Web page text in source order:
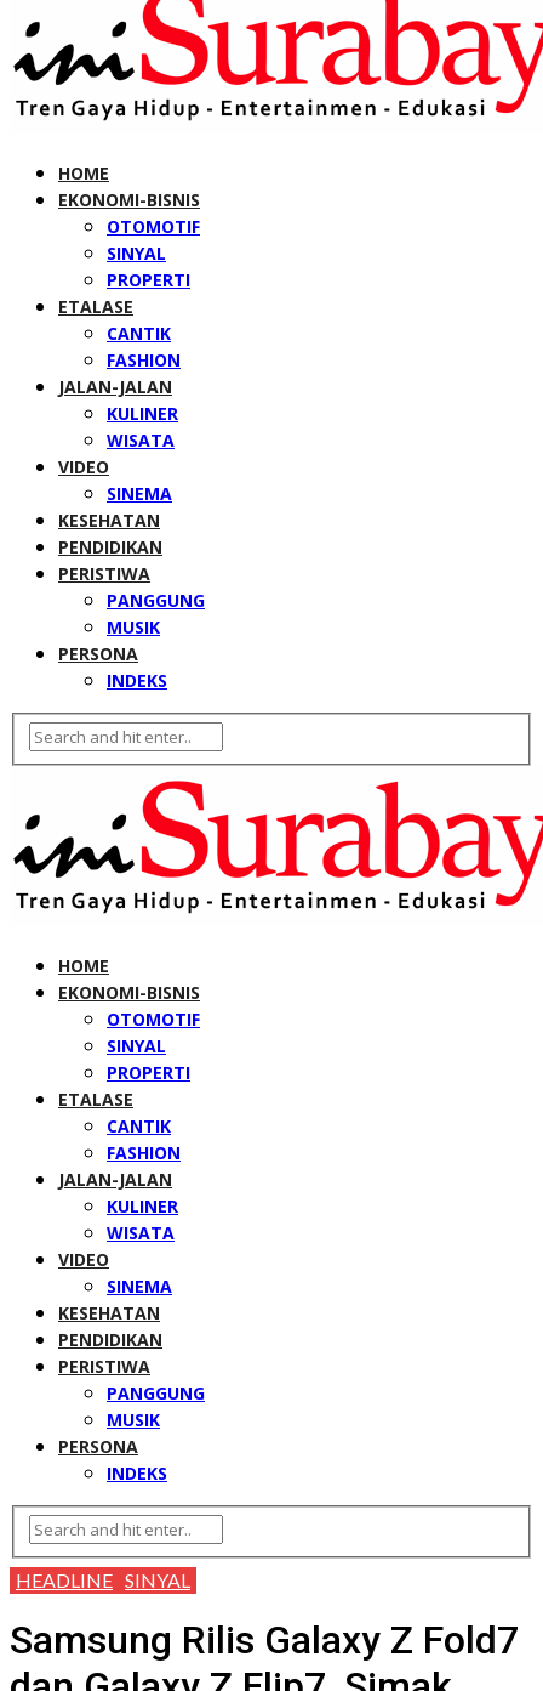
HOME
EKONOMI-BISNIS
OTOMOTIF
SINYAL
PROPERTI
ETALASE
CANTIK
FASHION
JALAN-JALAN
KULINER
WISATA
VIDEO
SINEMA
KESEHATAN
PENDIDIKAN
PERISTIWA
PANGGUNG
MUSIK
PERSONA
INDEKS
HOME
EKONOMI-BISNIS
OTOMOTIF
SINYAL
PROPERTI
ETALASE
CANTIK
FASHION
JALAN-JALAN
KULINER
WISATA
VIDEO
SINEMA
KESEHATAN
PENDIDIKAN
PERISTIWA
PANGGUNG
MUSIK
PERSONA
INDEKS
HEADLINE SINYAL
Samsung Rilis Galaxy Z Fold7